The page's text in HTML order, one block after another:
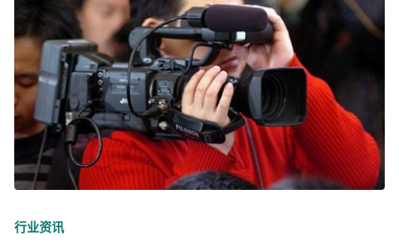
行业资讯